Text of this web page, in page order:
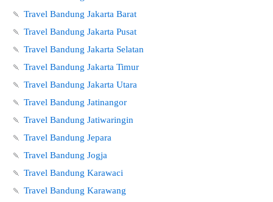
🍡 Travel Bandung Jakarta Barat
🍡 Travel Bandung Jakarta Pusat
🍡 Travel Bandung Jakarta Selatan
🍡 Travel Bandung Jakarta Timur
🍡 Travel Bandung Jakarta Utara
🍡 Travel Bandung Jatinangor
🍡 Travel Bandung Jatiwaringin
🍡 Travel Bandung Jepara
🍡 Travel Bandung Jogja
🍡 Travel Bandung Karawaci
🍡 Travel Bandung Karawang